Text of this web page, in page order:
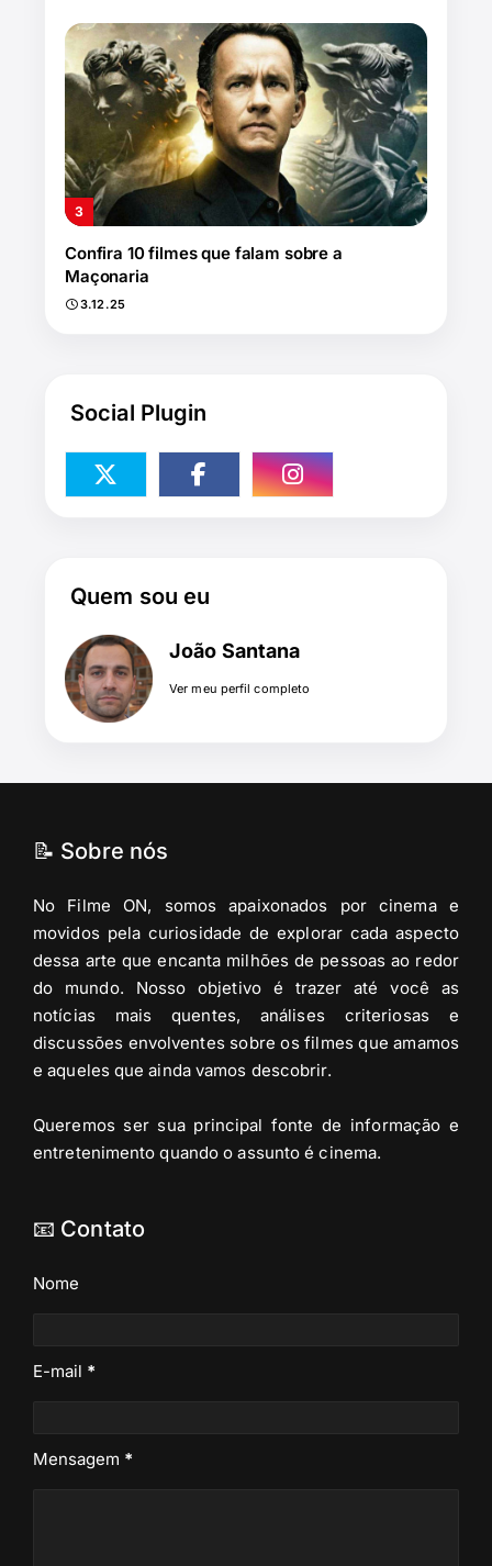
Confira 10 filmes que falam sobre a
Maçonaria
3.12.25
Social Plugin
Quem sou eu
João Santana
Ver meu perfil completo
📝 Sobre nós
No Filme ON, somos apaixonados por cinema e
movidos pela curiosidade de explorar cada aspecto
dessa arte que encanta milhões de pessoas ao redor
do mundo. Nosso objetivo é trazer até você as
notícias mais quentes, análises criteriosas e
discussões envolventes sobre os filmes que amamos
e aqueles que ainda vamos descobrir.
Queremos ser sua principal fonte de informação e
entretenimento quando o assunto é cinema.
📧 Contato
Nome
E-mail *
Mensagem *